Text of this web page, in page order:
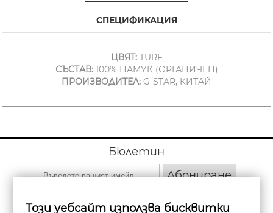
СПЕЦИФИКАЦИЯ
ЦВЯТ:TURF
СЪСТАВ:100% ПАМУК (ОРГАНИЧЕН)
ПРОИЗВОДИТЕЛ: G-STAR, КИТАЙ
Бюлетин
Абониране
Този уебсайт използва бисквитки